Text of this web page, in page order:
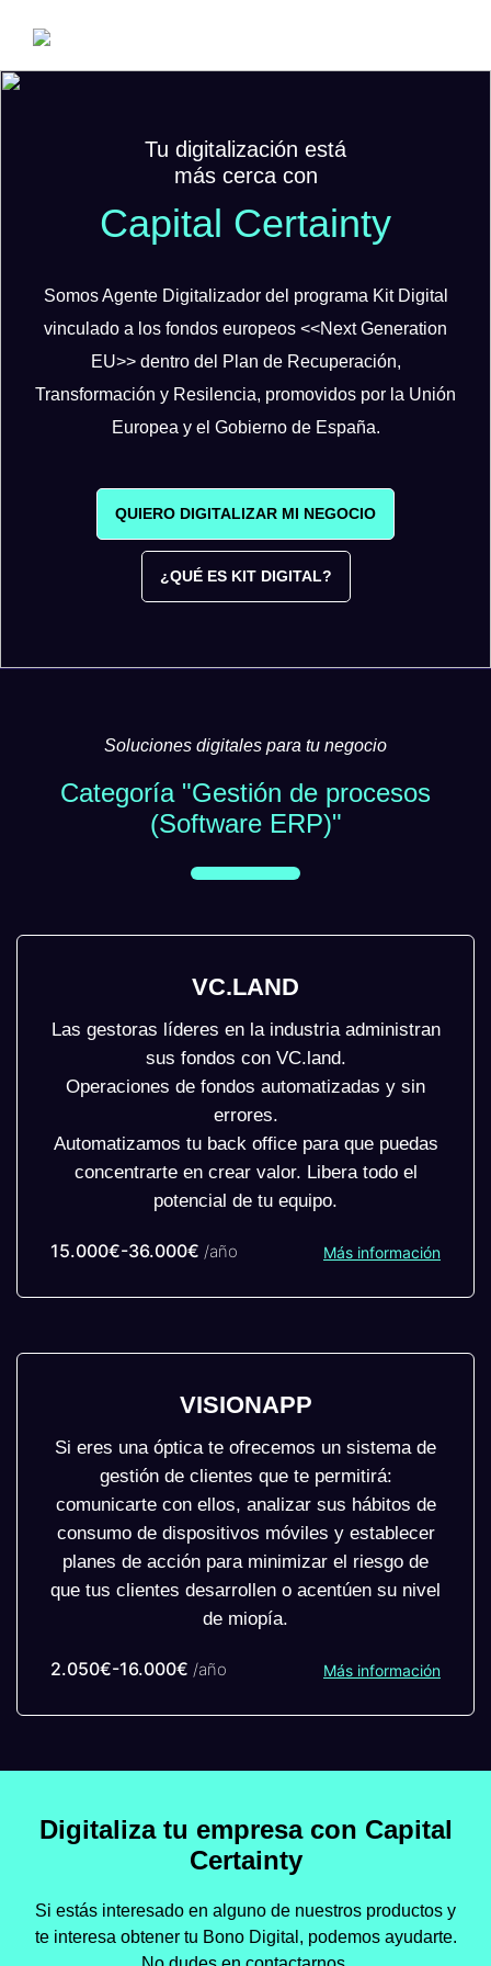
Tu digitalización está
más cerca con
Capital Certainty
Somos Agente Digitalizador del programa Kit Digital
vinculado a los fondos europeos <<Next Generation
EU>> dentro del Plan de Recuperación,
Transformación y Resilencia, promovidos por la Unión
Europea y el Gobierno de España.
QUIERO DIGITALIZAR MI NEGOCIO
¿QUÉ ES KIT DIGITAL?
Soluciones digitales para tu negocio
Categoría "Gestión de procesos
(Software ERP)"
VC.LAND
Las gestoras líderes en la industria administran
sus fondos con VC.land.
Operaciones de fondos automatizadas y sin
errores.
Automatizamos tu back office para que puedas
concentrarte en crear valor. Libera todo el
potencial de tu equipo.
15.000€-36.000€ /año Más información
VISIONAPP
Si eres una óptica te ofrecemos un sistema de
gestión de clientes que te permitirá:
comunicarte con ellos, analizar sus hábitos de
consumo de dispositivos móviles y establecer
planes de acción para minimizar el riesgo de
que tus clientes desarrollen o acentúen su nivel
de miopía.
2.050€-16.000€ /año Más información
Digitaliza tu empresa con Capital
Certainty
Si estás interesado en alguno de nuestros productos y
te interesa obtener tu Bono Digital, podemos ayudarte.